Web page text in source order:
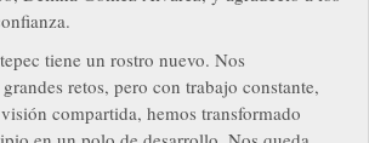
tiene un rostro nuevo. Nos
retos, pero con trabajo constante,
compartida, hemos transformado